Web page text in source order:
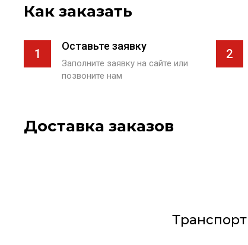
Как заказать
1
Оставьте заявку
Заполните заявку на сайте или
позвоните нам
2
Доставка заказов